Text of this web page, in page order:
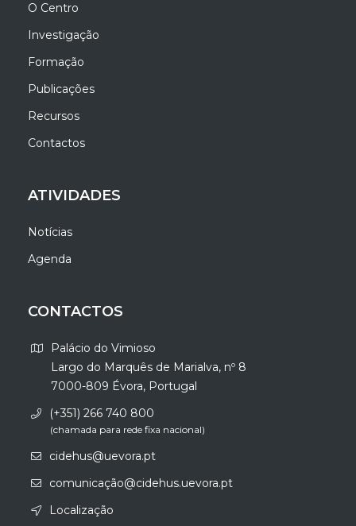
O Centro
Investigação
Formação
Publicações
Recursos
Contactos
ATIVIDADES
Notícias
Agenda
CONTACTOS
Palácio do Vimioso
Largo do Marquês de Marialva, nº 8
7000-809 Évora, Portugal
(+351) 266 740 800
(chamada para rede fixa nacional)
cidehus@uevora.pt
comunicação@cidehus.uevora.pt
Localização